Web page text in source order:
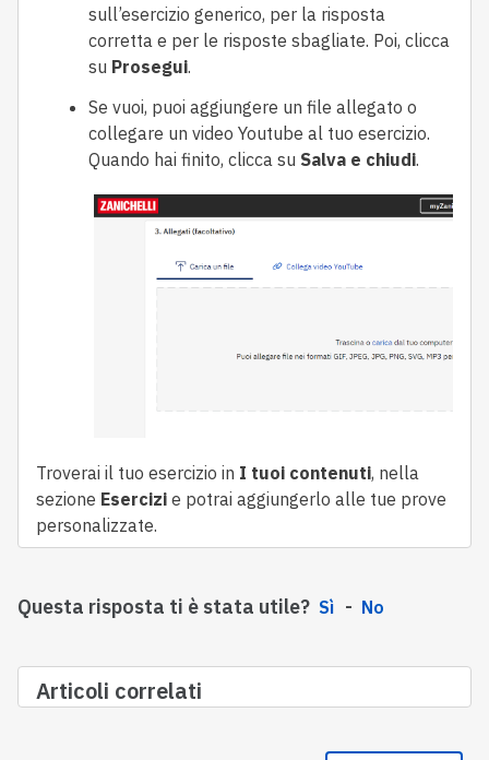
sull’esercizio generico, per la risposta
corretta e per le risposte sbagliate. Poi, clicca
su Prosegui.
Se vuoi, puoi aggiungere un file allegato o
collegare un video Youtube al tuo esercizio.
Quando hai finito, clicca su Salva e chiudi.
Troverai il tuo esercizio in I tuoi contenuti, nella
sezione Esercizi e potrai aggiungerlo alle tue prove
personalizzate.
Questa risposta ti è stata utile? Sì No
Articoli correlati